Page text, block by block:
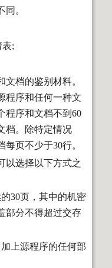
。
;
档的鉴别材料。
程序和任何一种文
程序和文档不到60
档。除特定情况
页不少于30行。
以选择以下方式之
30页，其中的机密
部分不得超过交存
上源程序的任何部